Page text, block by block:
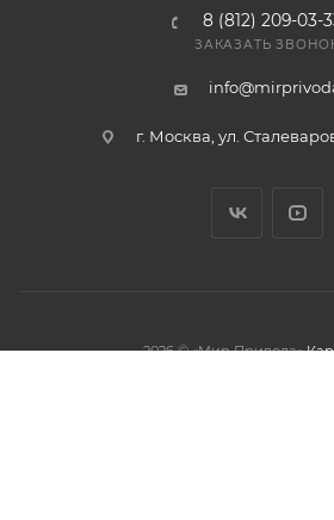
8 (812) 209-03-
ЗАКАЗАТЬ
г. Москва, ул.
2026 © «Мир Привода»